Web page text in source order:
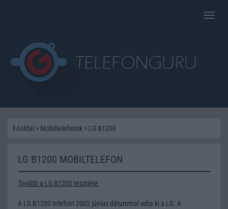
Toggle
Főoldal > Mobiltelefonok > LG B1200
LG B1200 MOBILTELEFON
Tovább a LG B1200 tesztjére
A LG B1200 telefont 2002 június dátummal adta ki a LG. A